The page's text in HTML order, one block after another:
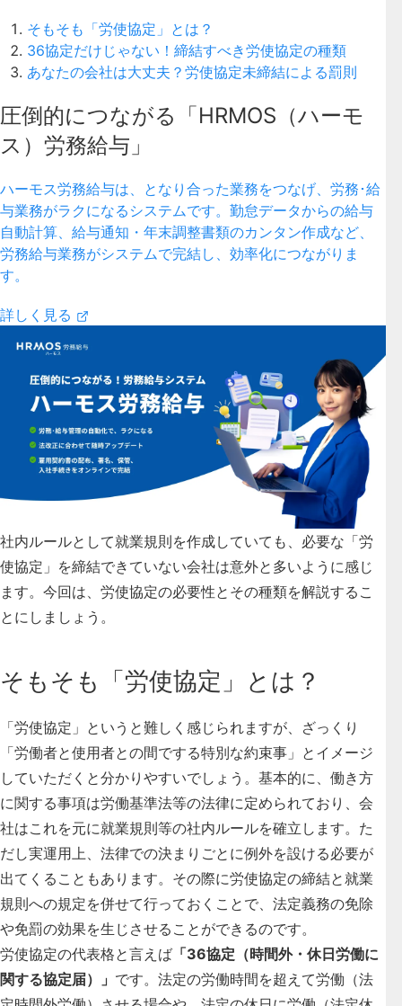
そもそも「労使協定」とは？
36協定だけじゃない！締結すべき労使協定の種類
あなたの会社は大丈夫？労使協定未締結による罰則
圧倒的につながる「HRMOS（ハーモ
ス）労務給与」
ハーモス労務給与は、となり合った業務をつなげ、労務･給
与業務がラクになるシステムです。勤怠データからの給与
自動計算、給与通知・年末調整書類のカンタン作成など、
労務給与業務がシステムで完結し、効率化につながりま
す。
詳しく見る
社内ルールとして就業規則を作成していても、必要な「労
使協定」を締結できていない会社は意外と多いように感じ
ます。今回は、労使協定の必要性とその種類を解説するこ
とにしましょう。
そもそも「労使協定」とは？
「労使協定」というと難しく感じられますが、ざっくり
「労働者と使用者との間でする特別な約束事」とイメージ
していただくと分かりやすいでしょう。基本的に、働き方
に関する事項は労働基準法等の法律に定められており、会
社はこれを元に就業規則等の社内ルールを確立します。た
だし実運用上、法律での決まりごとに例外を設ける必要が
出てくることもあります。その際に労使協定の締結と就業
規則への規定を併せて行っておくことで、法定義務の免除
や免罰の効果を生じさせることができるのです。
労使協定の代表格と言えば 「36協定（時間外・休日労働に
関する協定届）」 です。法定の労働時間を超えて労働（法